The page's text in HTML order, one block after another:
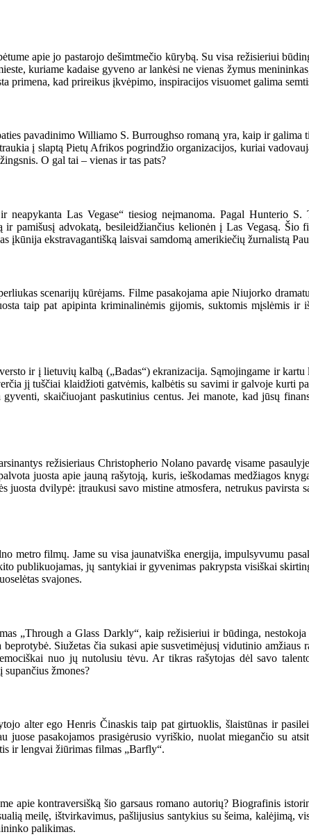
apie jo pastarojo dešimtmečio kūrybą. Su visa režisieriui
kuriame kadaise gyveno ar lankėsi ne vienas žymus
primena, kad prireikus įkvėpimo, inspiracijos visuomet galima
pavadinimo Williamo S. Burroughso romaną yra, kaip ir
į slaptą Pietų Afrikos pogrindžio organizacijos, kuriai
O gal tai – vienas ir tas pats?
neapykanta Las Vegase“ tiesiog neįmanoma. Pagal Hunterio
pamišusį advokatą, besileidžiančius kelionėn į Las Vegasą.
įkūnija ekstravagantišką laisvai samdomą amerikiečių žurnalistą
scenarijų kūrėjams. Filme pasakojama apie Niujorko
taip pat apipinta kriminalinėmis gijomis, suktomis mįslėmis
ir į lietuvių kalbą („Badas“) ekranizacija. Sąmojingame ir
jį tuščiai klaidžioti gatvėmis, kalbėtis su savimi ir galvoje kurti
skaičiuojant paskutinius centus. Jei manote, kad jūsų
režisieriaus Christopherio Nolano pavardę visame
juosta apie jauną rašytoją, kuris, ieškodamas medžiagos
dvilypė: įtraukusi savo mistine atmosfera, netrukus pavirsta
metro filmų. Jame su visa jaunatviška energija, impulsyvumu
publikuojamas, jų santykiai ir gyvenimas pakrypsta visiškai
svajones.
„Through a Glass Darkly“, kaip režisieriui ir būdinga,
Siužetas čia sukasi apie susvetimėjusį vidutinio
nuo jų nutolusiu tėvu. Ar tikras rašytojas dėl savo
žmones?
alter ego Henris Činaskis taip pat girtuoklis, šlaistūnas ir
pasakojamos prasigėrusio vyriškio, nuolat miegančio su
ir lengvai žiūrimas filmas „Barfly“.
apie kontraversišką šio garsaus romano autorių? Biografinis
meilę, ištvirkavimus, pašlijusius santykius su šeima, kalėjimą,
palikimas.